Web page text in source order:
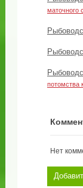
маточного
потомства
Нет